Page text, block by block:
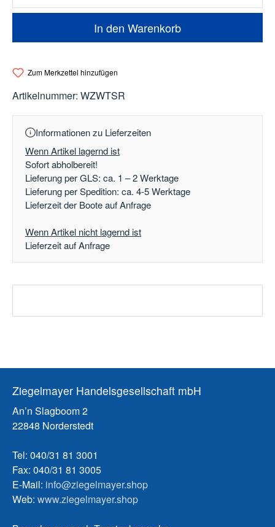
In den Warenkorb
Zum Merkzettel hinzufügen
Artikelnummer: WZWTSR
Informationen zu Lieferzeiten
Wenn Artikel lagernd ist
Sofort abholbereit!
Lieferung per GLS: ca. 1 – 2 Werktage
Lieferung per Spedition: ca. 4-5 Werktage
Lieferzeit der Boote auf Anfrage
Wenn Artikel nicht lagernd ist
Lieferzeit auf Anfrage
Ziegelmayer Handelsgesellschaft mbH
An’n Slagboom 2
22848 Norderstedt
Tel: 040/31 81 3001
Fax: 040/31 81 3005
E-Mail: info@ziegelmayer.shop
Web: www.ziegelmayer.shop